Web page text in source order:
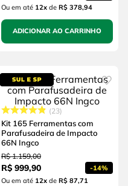
Ou em até 12xde R$ 378,94
ADICIONAR AO CARRINHO
23
Kit 165 Ferramentas com
Parafusadeira de Impacto
66N Ingco
R$ 1.159,00
R$ 999,90 -14%
Ou em até 12xde R$ 87,71